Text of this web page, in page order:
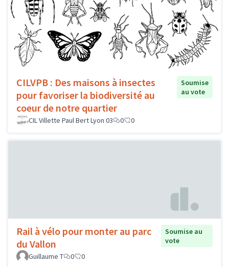
CILVPB : Des maisons à insectes
pour favoriser la biodiversité au
coeur de notre quartier
Soumise
au vote
CIL Villette Paul Bert Lyon 03 0 0
Rail à vélo pour monter au parc
du Vallon
Soumise au
vote
Guillaume T
0 0